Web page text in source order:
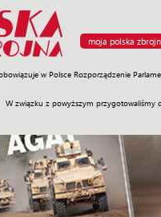
moja polska
w Polsce Rozporządzenie
W związku z powyższym przygotowaliśmy
Sprzęt Misje Polityka